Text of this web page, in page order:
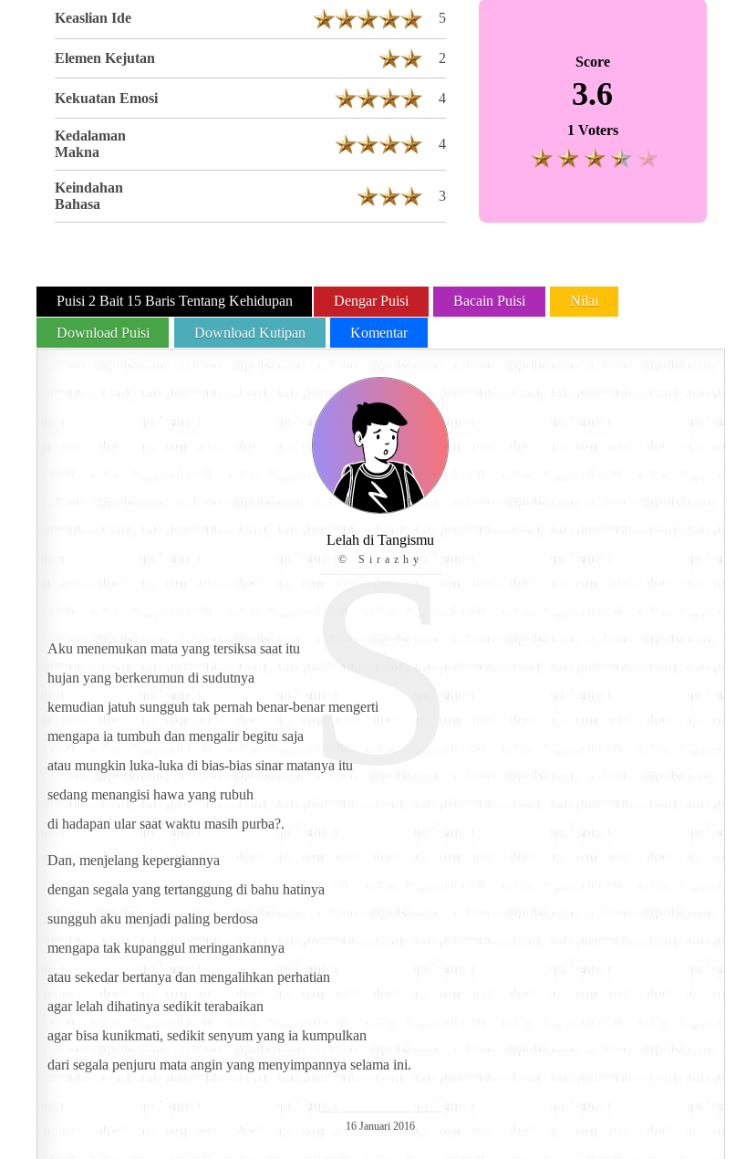
Keaslian Ide 5
Elemen Kejutan 2
Kekuatan Emosi 4
Kedalaman
Makna
4
Keindahan
Bahasa
3
Score
3.6
1 Voters
Puisi 2 Bait 15 Baris Tentang Kehidupan Dengar Puisi Bacain Puisi Nilai
Download Puisi Download Kutipan Komentar
S
Lelah di Tangismu
© Sirazhy
Aku menemukan mata yang tersiksa saat itu
hujan yang berkerumun di sudutnya
kemudian jatuh sungguh tak pernah benar-benar mengerti
mengapa ia tumbuh dan mengalir begitu saja
atau mungkin luka-luka di bias-bias sinar matanya itu
sedang menangisi hawa yang rubuh
di hadapan ular saat waktu masih purba?.
Dan, menjelang kepergiannya
dengan segala yang tertanggung di bahu hatinya
sungguh aku menjadi paling berdosa
mengapa tak kupanggul meringankannya
atau sekedar bertanya dan mengalihkan perhatian
agar lelah dihatinya sedikit terabaikan
agar bisa kunikmati, sedikit senyum yang ia kumpulkan
dari segala penjuru mata angin yang menyimpannya selama ini.
16 Januari 2016